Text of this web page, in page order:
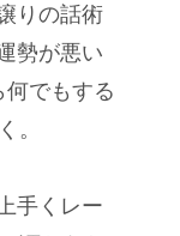
りの話術
勢が悪い
でもする
。
手くレー